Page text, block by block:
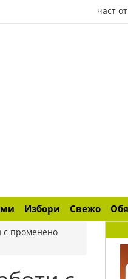
част от
Избори Свежо
с променено